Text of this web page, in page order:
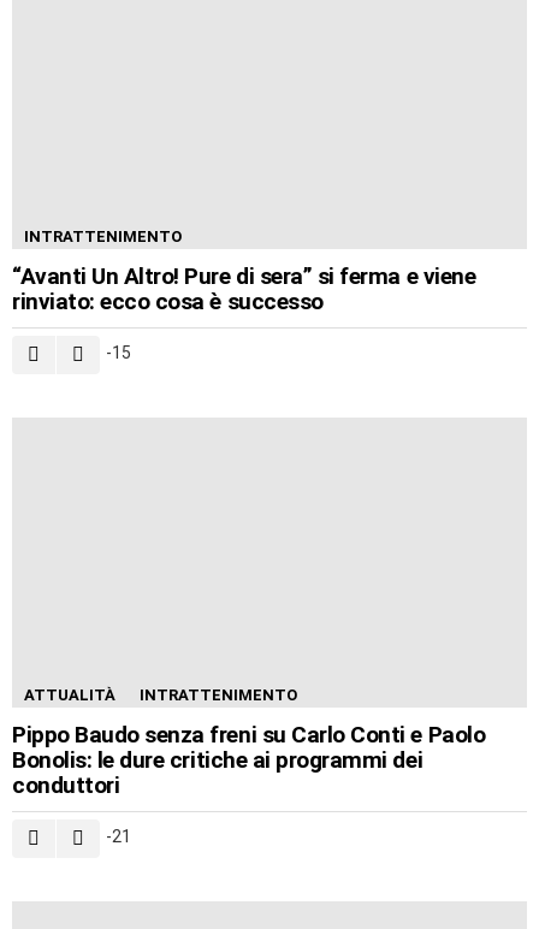
INTRATTENIMENTO
“Avanti Un Altro! Pure di sera” si ferma e viene
rinviato: ecco cosa è successo
-15
ATTUALITÀ INTRATTENIMENTO
Pippo Baudo senza freni su Carlo Conti e Paolo
Bonolis: le dure critiche ai programmi dei
conduttori
-21